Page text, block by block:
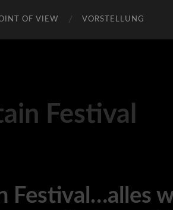
OF VIEW VORSTELLUNG
Festival
Festival…alles